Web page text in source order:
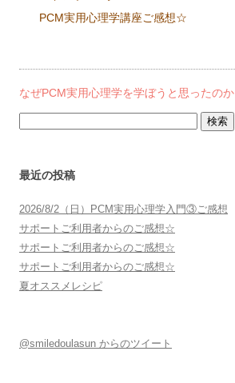
PCM実用心理学講座ご感想☆
なぜPCM実用心理学を学ぼうと思ったのか
検
索:
最近の投稿
2026/8/2（日）PCM実用心理学入門③ご感想
サポートご利用者からのご感想☆
サポートご利用者からのご感想☆
サポートご利用者からのご感想☆
夏オススメレシピ
@smiledoulasun からのツイート